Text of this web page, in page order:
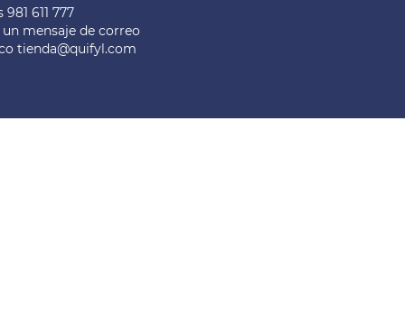
981 611 777
un mensaje de correo
tienda@quifyl.com